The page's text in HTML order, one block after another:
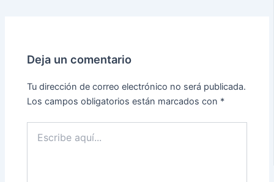
Deja un comentario
Tu dirección de correo electrónico no será publicada.
Los campos obligatorios están marcados con *
aquí...